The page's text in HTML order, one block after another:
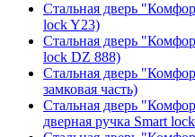
Стальная дверь
lock Y23)
Стальная дверь
lock DZ 888)
Стальная дверь
замковая часть)
Стальная дверь
дверная ручка Smart